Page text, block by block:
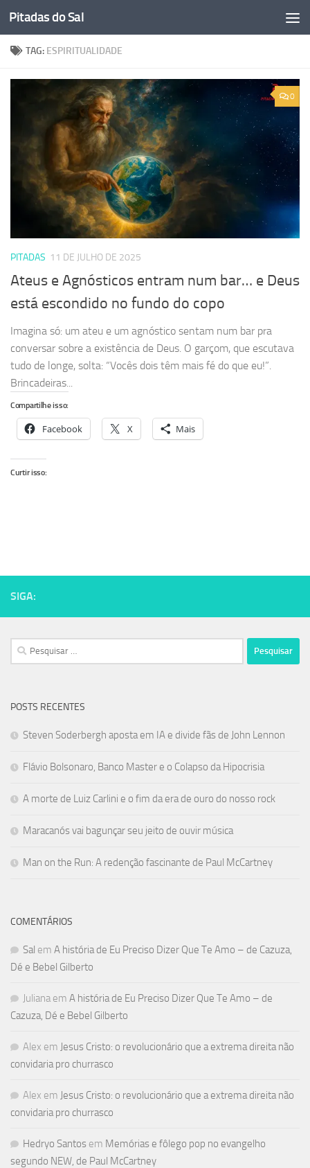
Skip to content
Pitadas do Sal
TAG: ESPIRITUALIDADE
0
PITADAS 11 DE JULHO DE 2025
Ateus e Agnósticos entram num bar… e Deus
está escondido no fundo do copo
Imagina só: um ateu e um agnóstico sentam num bar pra
conversar sobre a existência de Deus. O garçom, que escutava
tudo de longe, solta: “Vocês dois têm mais fé do que eu!”.
Brincadeiras...
Compartilhe isso:
Facebook X Mais
Curtir isso:
SIGA:
Pesquisar
por:
POSTS RECENTES
Steven Soderbergh aposta em IA e divide fãs de John Lennon
Flávio Bolsonaro, Banco Master e o Colapso da Hipocrisia
A morte de Luiz Carlini e o fim da era de ouro do nosso rock
Maracanós vai bagunçar seu jeito de ouvir música
Man on the Run: A redenção fascinante de Paul McCartney
COMENTÁRIOS
Sal em A história de Eu Preciso Dizer Que Te Amo – de Cazuza,
Dé e Bebel Gilberto
Juliana em A história de Eu Preciso Dizer Que Te Amo – de
Cazuza, Dé e Bebel Gilberto
Alex em Jesus Cristo: o revolucionário que a extrema direita não
convidaria pro churrasco
Alex em Jesus Cristo: o revolucionário que a extrema direita não
convidaria pro churrasco
Hedryo Santos em Memórias e fôlego pop no evangelho
segundo NEW, de Paul McCartney